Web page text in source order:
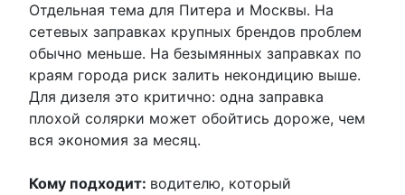
Отдельная тема для Питера и Москвы. На
сетевых заправках крупных брендов проблем
обычно меньше. На безымянных заправках по
краям города риск залить некондицию выше.
Для дизеля это критично: одна заправка
плохой солярки может обойтись дороже, чем
вся экономия за месяц.
Кому подходит: водителю, который